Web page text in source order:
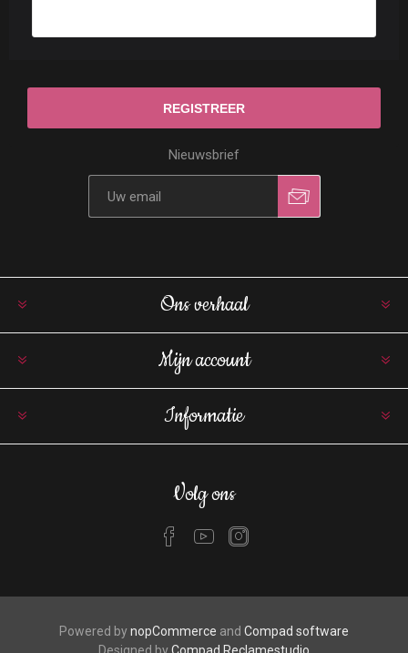
Nieuwsbrief
Ons verhaal
Mijn account
Informatie
Volg ons
Powered bynopCommerce and Compad software